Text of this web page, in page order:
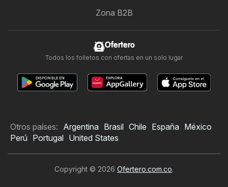
Zona B2B
Ofertero
Todos los folletos con ofertas en un solo lugar
Otros países: Argentina Brasil Chile España México
Perú Portugal United States
Copyright © 2026 Ofertero.com.co.